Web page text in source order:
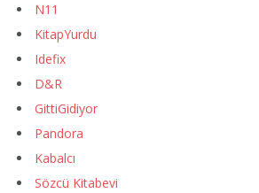
N11
KitapYurdu
Idefix
D&R
GittiGidiyor
Pandora
Kabalcı
Sözcü Kitabevi